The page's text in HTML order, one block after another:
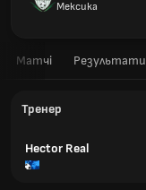
Мексика
Матчі Результати
Тренер
Hector Real